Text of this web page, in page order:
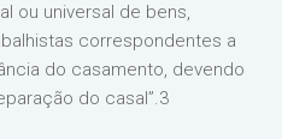
ou universal de bens,
correspondentes a
do casamento, devendo
do casal”.3